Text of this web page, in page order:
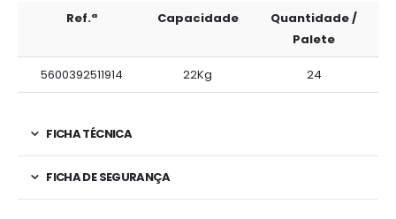
Ref.ª Capacidade
Quantidade /
Palete
5600392511914 22Kg 24
FICHA TÉCNICA
FICHA DE SEGURANÇA